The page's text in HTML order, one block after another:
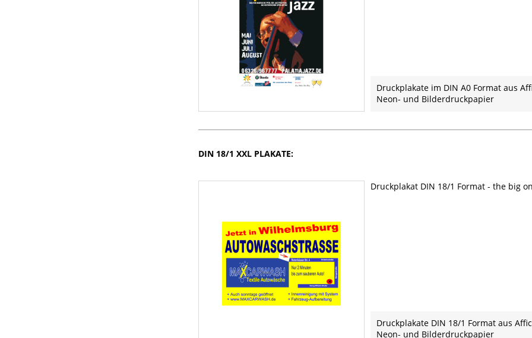
Druckplakate im DIN A0 Format aus
Neon- und Bilderdruckpapier
DIN 18/1 XXL PLAKATE:
Druckplakat DIN 18/1 Format - the big
Druckplakate DIN 18/1 Format aus
Neon- und Bilderdruckpapier